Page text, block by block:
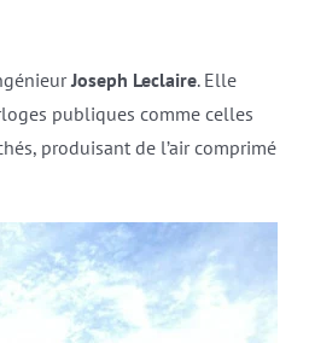
Joseph Leclaire. Elle
publiques comme celles
produisant de l’air comprimé